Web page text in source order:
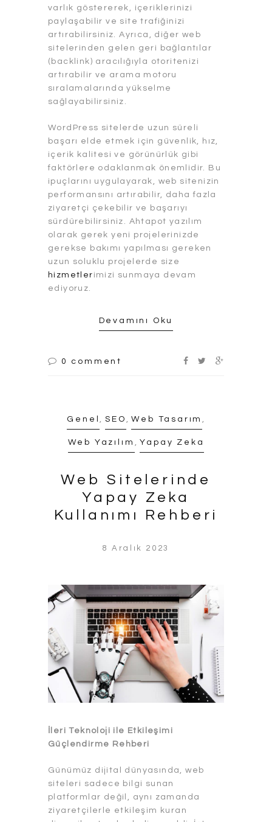
varlık göstererek, içeriklerinizi
paylaşabilir ve site trafiğinizi
artırabilirsiniz. Ayrıca, diğer web
sitelerinden gelen geri bağlantılar
(backlink) aracılığıyla otoritenizi
artırabilir ve arama motoru
sıralamalarında yükselme
sağlayabilirsiniz.
WordPress sitelerde uzun süreli
başarı elde etmek için güvenlik, hız,
içerik kalitesi ve görünürlük gibi
faktörlere odaklanmak önemlidir. Bu
ipuçlarını uygulayarak, web sitenizin
performansını artırabilir, daha fazla
ziyaretçi çekebilir ve başarıyı
sürdürebilirsiniz. Ahtapot yazılım
olarak gerek yeni projelerinizde
gerekse bakımı yapılması gereken
uzun soluklu projelerde size
hizmetler imizi sunmaya devam
ediyoruz.
Devamını Oku
0 comment
Genel ,SEO ,Web Tasarım ,
Web Yazılım ,Yapay Zeka
Web Sitelerinde
Yapay Zeka
Kullanımı Rehberi
8 Aralık 2023
İleri Teknoloji ile Etkileşimi
Güçlendirme Rehberi
Günümüz dijital dünyasında, web
siteleri sadece bilgi sunan
platformlar değil, aynı zamanda
ziyaretçilerle etkileşim kuran